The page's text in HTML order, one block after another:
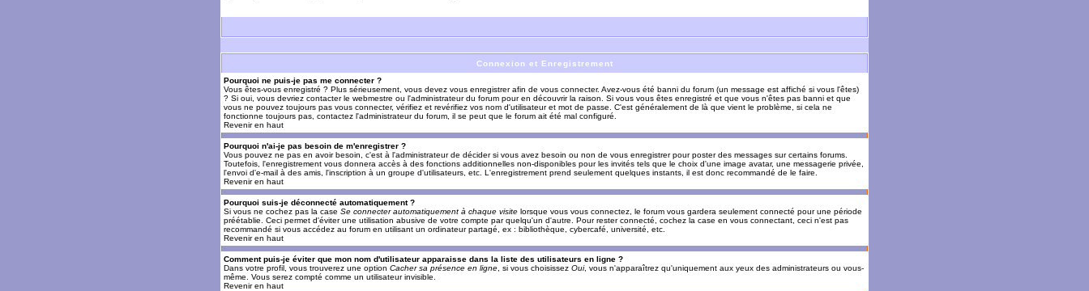
Connexion et Enregistrement
Pourquoi ne puis-je pas me connecter ?
Vous êtes-vous enregistré ? Plus sérieusement, vous devez vous enregistrer afin de vous connecter. Avez-vous été banni du forum (un message est affiché si vous l'êtes)
? Si oui, vous devriez contacter le webmestre ou l'administrateur du forum pour en découvrir la raison. Si vous vous êtes enregistré et que vous n'êtes pas banni et que
vous ne pouvez toujours pas vous connecter, vérifiez et revérifiez vos nom d'utilisateur et mot de passe. C'est généralement de là que vient le problème, si cela ne
fonctionne toujours pas, contactez l'administrateur du forum, il se peut que le forum ait été mal configuré.
Revenir en haut
Pourquoi n'ai-je pas besoin de m'enregistrer ?
Vous pouvez ne pas en avoir besoin, c'est à l'administrateur de décider si vous avez besoin ou non de vous enregistrer pour poster des messages sur certains forums.
Toutefois, l'enregistrement vous donnera accès à des fonctions additionnelles non-disponibles pour les invités tels que le choix d'une image avatar, une messagerie privée,
l'envoi d'e-mail à des amis, l'inscription à un groupe d'utilisateurs, etc. L'enregistrement prend seulement quelques instants, il est donc recommandé de le faire.
Revenir en haut
Pourquoi suis-je déconnecté automatiquement ?
Si vous ne cochez pas la case Se connecter automatiquement à chaque visite lorsque vous vous connectez, le forum vous gardera seulement connecté pour une période
préétablie. Ceci permet d'éviter une utilisation abusive de votre compte par quelqu'un d'autre. Pour rester connecté, cochez la case en vous connectant, ceci n'est pas
recommandé si vous accédez au forum en utilisant un ordinateur partagé, ex : bibliothèque, cybercafé, université, etc.
Revenir en haut
Comment puis-je éviter que mon nom d'utilisateur apparaisse dans la liste des utilisateurs en ligne ?
Dans votre profil, vous trouverez une option Cacher sa présence en ligne , si vous choisissez Oui, vous n'apparaîtrez qu'uniquement aux yeux des administrateurs ou vous-
même. Vous serez compté comme un utilisateur invisible.
Revenir en haut